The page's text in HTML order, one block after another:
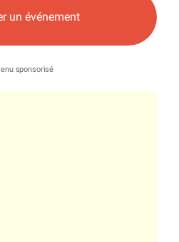
un événement